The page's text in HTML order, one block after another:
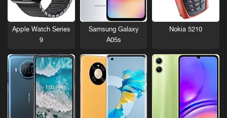
Nokia 5210
Samsung Galaxy
A05s
Apple Watch Series
9